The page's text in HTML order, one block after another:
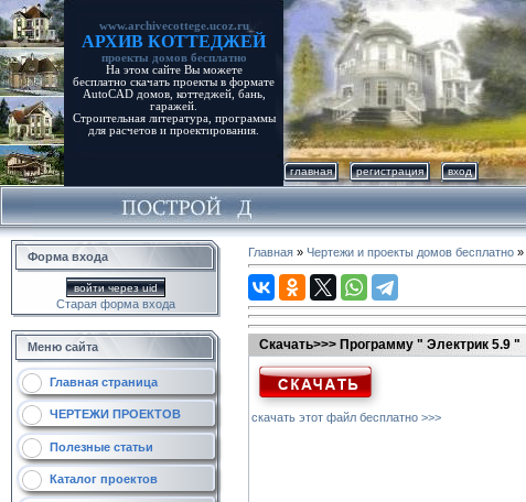
www.archivecottege.ucoz.ru
АРХИВ КОТТЕДЖЕЙ
проекты домов бесплатно
На этом сайте Вы можете
бесплатно скачать проекты в формате
AutoCAD домов, коттеджей, бань,
гаражей.
Строительная литература, программы
для расчетов и проектирования.
главная регистрация вход
Форма входа
войти через uid
Старая форма входа
Меню сайта
Главная страница
ЧЕРТЕЖИ ПРОЕКТОВ
Полезные статьи
Каталог проектов
Главная » Чертежи и проекты домов бесплатно »
Скачать>>> Программу " Электрик 5.9 "
скачать этот файл бесплатно >>>